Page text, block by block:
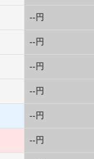
--円
--円
--円
--円
--円
--円